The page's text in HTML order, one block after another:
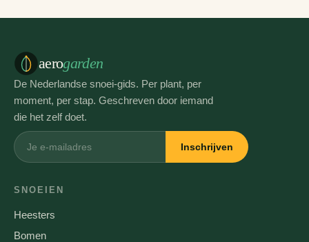
aerogarden
De Nederlandse snoei-gids. Per plant, per
moment, per stap. Geschreven door iemand
die het zelf doet.
Inschrijven
SNOEIEN
Heesters
Bomen